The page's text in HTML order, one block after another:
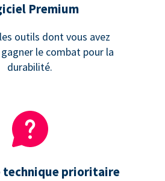
Premium
outils dont vous avez
le combat pour la
durabilité.
technique prioritaire